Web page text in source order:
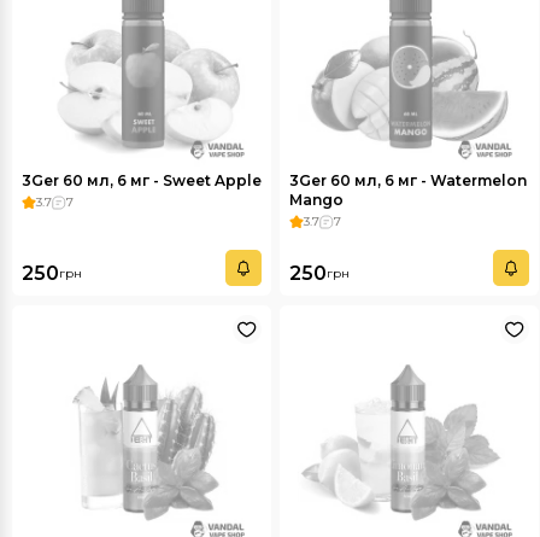
3Ger 60 мл, 6 мг - Sweet Apple
3.7 7
250грн
3Ger 60 мл, 6 мг - Watermelon
Mango
3.7 7
250грн